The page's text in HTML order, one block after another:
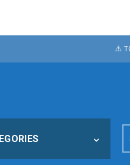
⚠️
FÊTER
NOTRE